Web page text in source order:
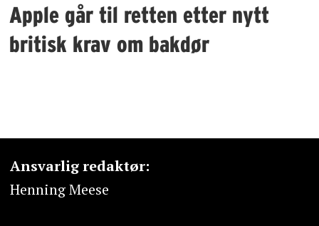
Apple går til retten etter nytt
britisk krav om bakdør
Ansvarlig redaktør:
Henning Meese